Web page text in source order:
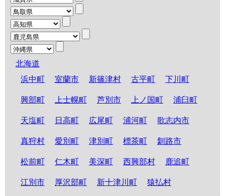
北海道
浜中町
室蘭市 新篠津村 古平町 下川町
興部町 上士幌町 芦別市 上ノ国町 浦臼町
天塩町 日高町 広尾町 浦河町 歌志内市
真狩村 愛別町 津別町 標茶町 釧路市
松前町 仁木町 美深町 西興部村 鹿追町
江別市 厚沢部町 新十津川町 猿払村